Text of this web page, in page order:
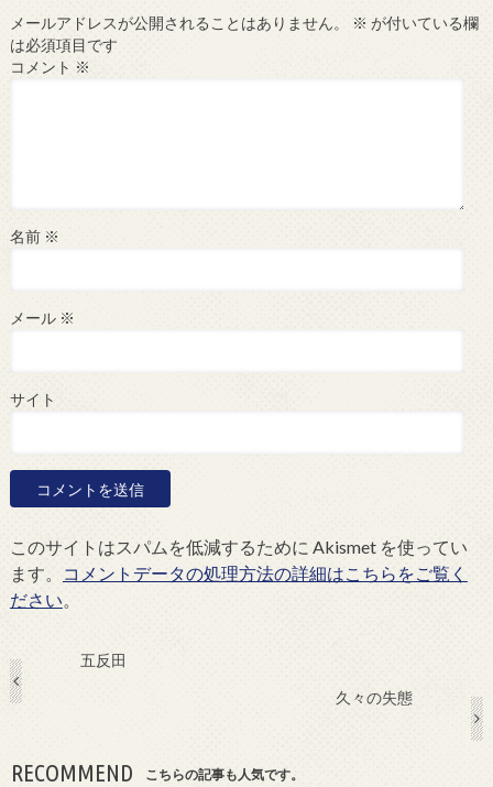
メールアドレスが公開されることはありません。 ※ が付いている欄
は必須項目です
コメント ※
名前 ※
メール ※
サイト
このサイトはスパムを低減するために Akismet を使ってい
ます。
コメントデータの処理方法の詳細はこちらをご覧く
ださい。
五反田
久々の失態
RECOMMEND こちらの記事も人気です。